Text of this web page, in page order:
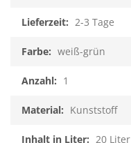
2-3 Tage
weiß-grün
1
Kunststoff
20 Liter